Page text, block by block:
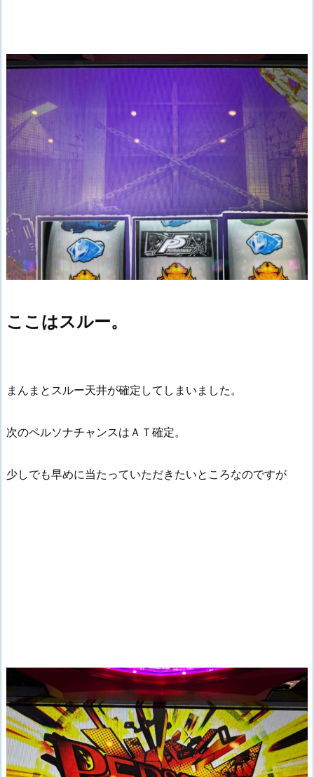
ここはスルー。
まんまとスルー天井が確定してしまいました。
次のペルソナチャンスはＡＴ確定。
少しでも早めに当たっていただきたいところなのですが